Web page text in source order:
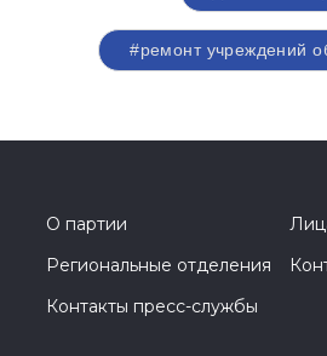
#ремонт учреждений
О партии
Региональные отделения
Контакты пресс-службы